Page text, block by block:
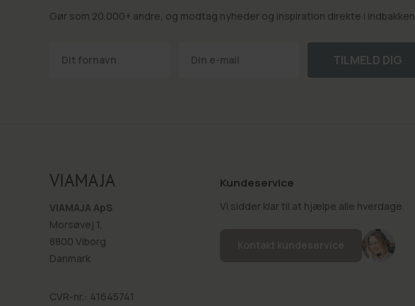
Gør som 20.000+ andre, og modtag nyheder og inspiration direkte i indbakken.
TILMELD DIG
VIAMAJA ApS
Morsøvej 1,
8800 Viborg
Danmark
CVR-nr.: 41645741
Kundeservice
Vi sidder klar til at hjælpe alle hverdage.